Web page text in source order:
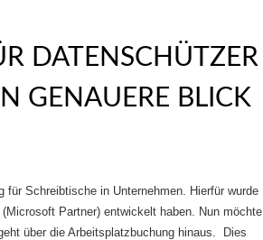
DATENSCHÜTZER
GENAUERE BLICK
Schreibtische in Unternehmen. Hierfür wurde
Partner) entwickelt haben. Nun möchte
über die Arbeitsplatzbuchung hinaus. Dies